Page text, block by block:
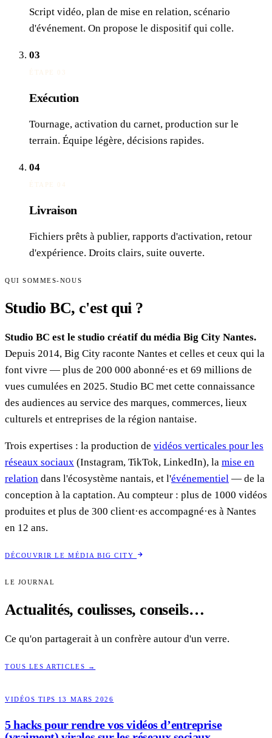
Script vidéo, plan de mise en relation, scénario
d'événement. On propose le dispositif qui colle.
03
ÉTAPE 03
Exécution
Tournage, activation du carnet, production sur le
terrain. Équipe légère, décisions rapides.
04
ÉTAPE 04
Livraison
Fichiers prêts à publier, rapports d'activation, retour
d'expérience. Droits clairs, suite ouverte.
QUI SOMMES-NOUS
Studio BC, c'est qui ?
Studio BC est le studio créatif du média Big City Nantes.
Depuis 2014, Big City raconte Nantes et celles et ceux qui la
font vivre — plus de 200 000 abonné·es et 69 millions de
vues cumulées en 2025. Studio BC met cette connaissance
des audiences au service des marques, commerces, lieux
culturels et entreprises de la région nantaise.
Trois expertises : la production de vidéos verticales pour les
réseaux sociaux (Instagram, TikTok, LinkedIn), la mise en
relation dans l'écosystème nantais, et l'événementiel — de la
conception à la captation. Au compteur : plus de 1000 vidéos
produites et plus de 300 client·es accompagné·es à Nantes
en 12 ans.
DÉCOUVRIR LE MÉDIA BIG CITY
LE JOURNAL
Actualités, coulisses, conseils…
Ce qu'on partagerait à un confrère autour d'un verre.
TOUS LES ARTICLES →